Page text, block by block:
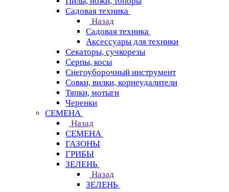
Садовая техника
Назад
Садовая техника
Аксессуары для техники
Секаторы, сучкорезы
Серпы, косы
Снегоуборочный инструмент
Совки, вилки, корнеудалители
Тяпки, мотыги
Черенки
СЕМЕНА
Назад
СЕМЕНА
ГАЗОНЫ
ГРИБЫ
ЗЕЛЕНЬ
Назад
ЗЕЛЕНЬ